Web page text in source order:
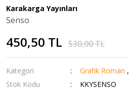
Karakarga Yayınları
Senso
450,50 TL 530,00 TL
Kategori Grafik Roman ,
Stok Kodu
KKYSENSO